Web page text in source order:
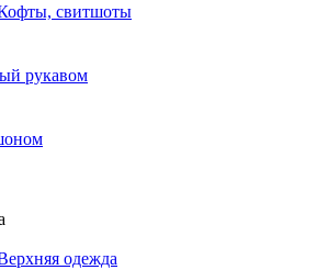
свитшоты
рукавом
одежда